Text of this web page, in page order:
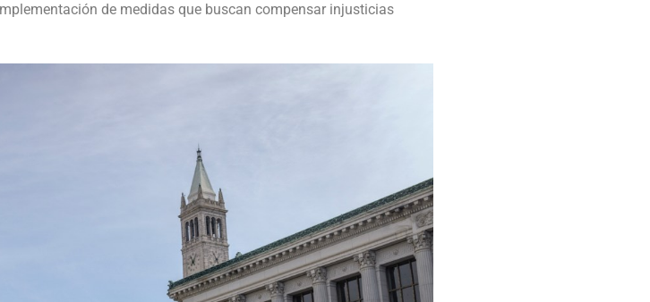
de medidas que buscan compensar injusticias